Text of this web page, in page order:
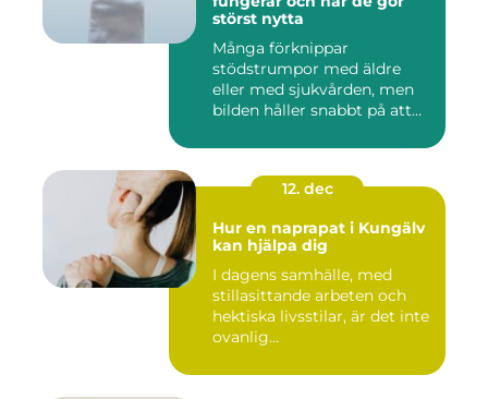
störst nytta
Många förknippar
stödstrumpor med äldre
eller med sjukvården, men
bilden håller snabbt på att
12. dec
Hur en naprapat i Kungälv
kan hjälpa dig
I dagens samhälle, med
stillasittande arbeten och
hektiska livsstilar, är det inte
ovanlig...